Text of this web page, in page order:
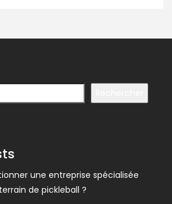
une entreprise spécialisée
de pickleball ?